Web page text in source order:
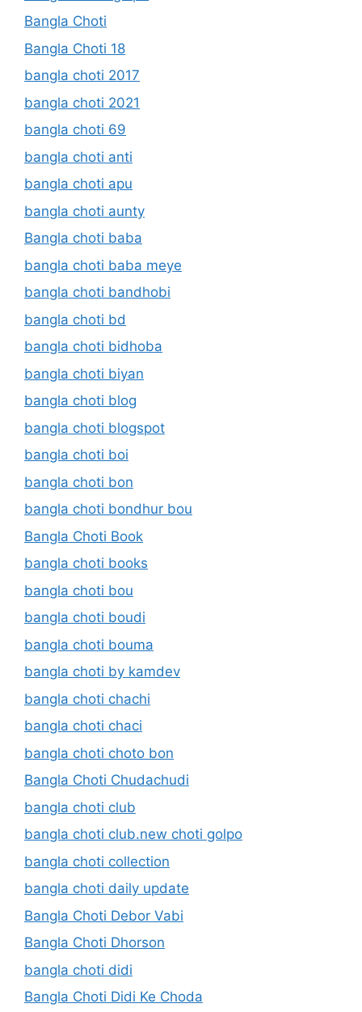
Bangla Choti
Bangla Choti 18
bangla choti 2017
bangla choti 2021
bangla choti 69
bangla choti anti
bangla choti apu
bangla choti aunty
Bangla choti baba
bangla choti baba meye
bangla choti bandhobi
bangla choti bd
bangla choti bidhoba
bangla choti biyan
bangla choti blog
bangla choti blogspot
bangla choti boi
bangla choti bon
bangla choti bondhur bou
Bangla Choti Book
bangla choti books
bangla choti bou
bangla choti boudi
bangla choti bouma
bangla choti by kamdev
bangla choti chachi
bangla choti chaci
bangla choti choto bon
Bangla Choti Chudachudi
bangla choti club
bangla choti club.new choti golpo
bangla choti collection
bangla choti daily update
Bangla Choti Debor Vabi
Bangla Choti Dhorson
bangla choti didi
Bangla Choti Didi Ke Choda